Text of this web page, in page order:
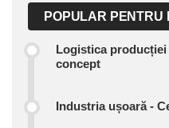
POPULAR PENTRU
Logistica producției
concept
Industria ușoară -